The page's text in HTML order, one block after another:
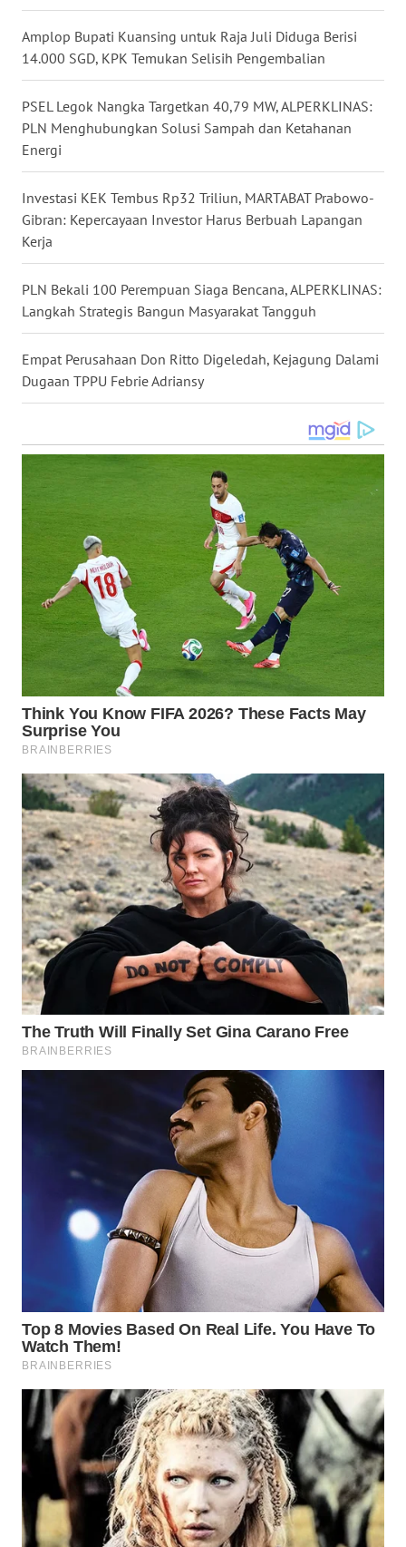
Amplop Bupati Kuansing untuk Raja Juli Diduga Berisi
14.000 SGD, KPK Temukan Selisih Pengembalian
PSEL Legok Nangka Targetkan 40,79 MW, ALPERKLINAS:
PLN Menghubungkan Solusi Sampah dan Ketahanan
Energi
Investasi KEK Tembus Rp32 Triliun, MARTABAT Prabowo-
Gibran: Kepercayaan Investor Harus Berbuah Lapangan
Kerja
PLN Bekali 100 Perempuan Siaga Bencana, ALPERKLINAS:
Langkah Strategis Bangun Masyarakat Tangguh
Empat Perusahaan Don Ritto Digeledah, Kejagung Dalami
Dugaan TPPU Febrie Adriansy
NUSANTARA
JOGJA
WN
JATIM
WN
BALI
WN
KALBAR
WN
KALTENG
KALTARA
KALSEL
KALTIM
WN
SULSEL
WN
GORONTALO
SULUT
WN
MALUKU
WN
MALUT
WN
DAIRI
WN
DANAU
TOBA
LANGKAT
WN
TANJUNG
LESUNG
WN
KARO
WN
SIMALUNGUN